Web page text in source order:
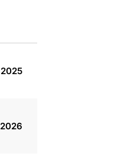
2025
2026